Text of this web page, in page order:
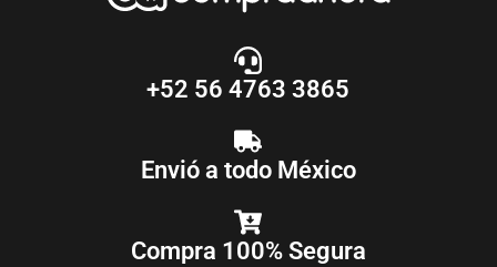
+52 56 4763 3865
Envió a todo México
Compra 100% Segura